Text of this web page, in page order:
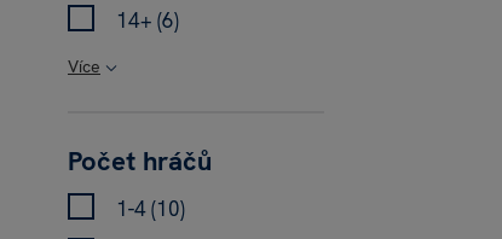
14+ (6)
Více
Počet hráčů
1-4 (10)